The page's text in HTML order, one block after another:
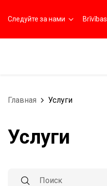
Следуйте за нами
Главная Услуги
Услуги